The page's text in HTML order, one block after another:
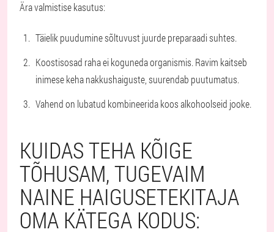
Ära valmistise kasutus:
Täielik puudumine sõltuvust juurde preparaadi suhtes.
Koostisosad raha ei koguneda organismis. Ravim kaitseb
inimese keha nakkushaiguste, suurendab puutumatus.
Vahend on lubatud kombineerida koos alkohoolseid jooke.
KUIDAS TEHA KÕIGE
TÕHUSAM, TUGEVAIM
NAINE HAIGUSETEKITAJA
OMA KÄTEGA KODUS: